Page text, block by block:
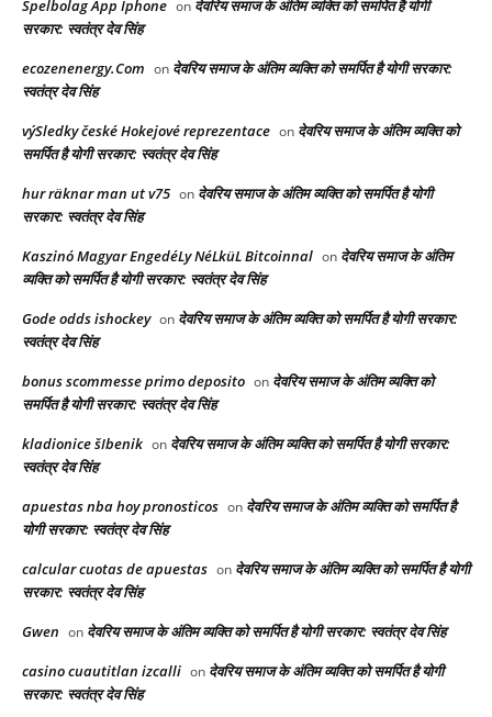
Spelbolag App Iphone on देवरिय समाज के अंतिम व्यक्ति को समर्पित है योगी
सरकार: स्वतंत्र देव सिंह
ecozenenergy.Com on देवरिय समाज के अंतिम व्यक्ति को समर्पित है योगी सरकार:
स्वतंत्र देव सिंह
výSledky české Hokejové reprezentace on देवरिय समाज के अंतिम व्यक्ति को
समर्पित है योगी सरकार: स्वतंत्र देव सिंह
hur räknar man ut v75 on देवरिय समाज के अंतिम व्यक्ति को समर्पित है योगी
सरकार: स्वतंत्र देव सिंह
Kaszinó Magyar EngedéLy NéLküL Bitcoinnal on देवरिय समाज के अंतिम
व्यक्ति को समर्पित है योगी सरकार: स्वतंत्र देव सिंह
Gode odds ishockey on देवरिय समाज के अंतिम व्यक्ति को समर्पित है योगी सरकार:
स्वतंत्र देव सिंह
bonus scommesse primo deposito on देवरिय समाज के अंतिम व्यक्ति को
समर्पित है योगी सरकार: स्वतंत्र देव सिंह
kladionice šIbenik on देवरिय समाज के अंतिम व्यक्ति को समर्पित है योगी सरकार:
स्वतंत्र देव सिंह
apuestas nba hoy pronosticos on देवरिय समाज के अंतिम व्यक्ति को समर्पित है
योगी सरकार: स्वतंत्र देव सिंह
calcular cuotas de apuestas on देवरिय समाज के अंतिम व्यक्ति को समर्पित है योगी
सरकार: स्वतंत्र देव सिंह
Gwen on देवरिय समाज के अंतिम व्यक्ति को समर्पित है योगी सरकार: स्वतंत्र देव सिंह
casino cuautitlan izcalli on देवरिय समाज के अंतिम व्यक्ति को समर्पित है योगी
सरकार: स्वतंत्र देव सिंह